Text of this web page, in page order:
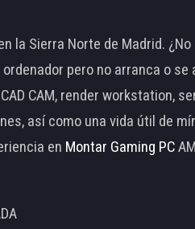
la Sierra Norte de Madrid.
pero no arranca o
CAM, render workstation,
así como una vida útil de
en Montar Gaming PC